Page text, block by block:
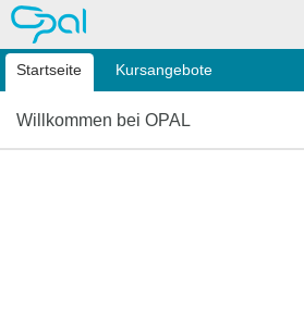
OPAL
Startseite Kursangebote
Willkommen bei OPAL